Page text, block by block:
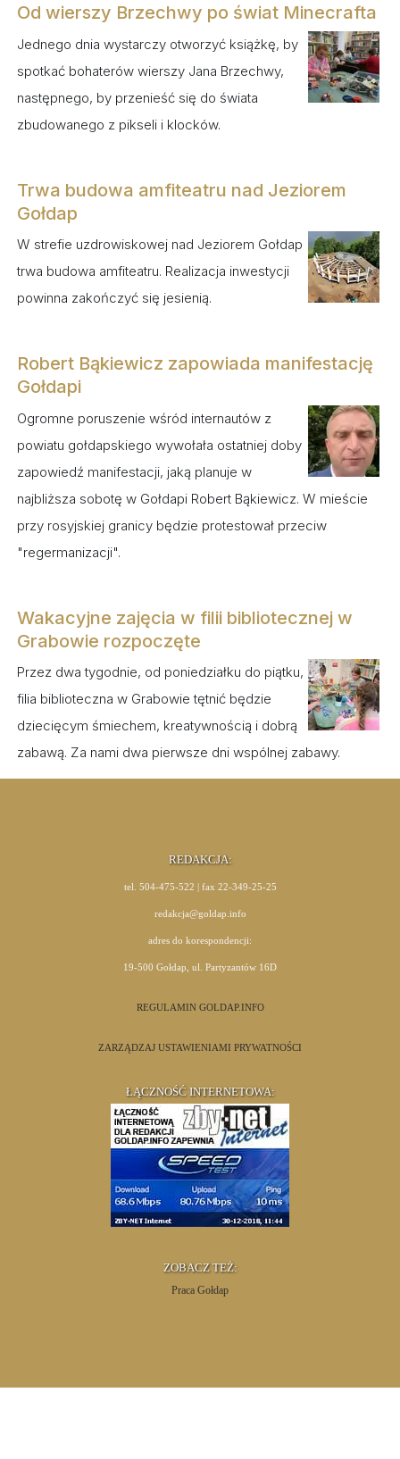
Od wierszy Brzechwy po świat Minecrafta
Jednego dnia wystarczy otworzyć książkę, by
spotkać bohaterów wierszy Jana Brzechwy,
następnego, by przenieść się do świata
zbudowanego z pikseli i klocków.
Trwa budowa amfiteatru nad Jeziorem
Gołdap
W strefie uzdrowiskowej nad Jeziorem Gołdap
trwa budowa amfiteatru. Realizacja inwestycji
powinna zakończyć się jesienią.
Robert Bąkiewicz zapowiada manifestację
Gołdapi
Ogromne poruszenie wśród internautów z
powiatu gołdapskiego wywołała ostatniej doby
zapowiedź manifestacji, jaką planuje w
najbliższa sobotę w Gołdapi Robert Bąkiewicz. W mieście
przy rosyjskiej granicy będzie protestował przeciw
"regermanizacji".
Wakacyjne zajęcia w filii bibliotecznej w
Grabowie rozpoczęte
Przez dwa tygodnie, od poniedziałku do piątku,
filia biblioteczna w Grabowie tętnić będzie
dziecięcym śmiechem, kreatywnością i dobrą
zabawą. Za nami dwa pierwsze dni wspólnej zabawy.
REDAKCJA:
tel. 504-475-522 | fax 22-349-25-25
redakcja@goldap.info
adres do korespondencji:
19-500 Gołdap, ul. Partyzantów 16D
REGULAMIN GOLDAP.INFO
ZARZĄDZAJ USTAWIENIAMI PRYWATNOŚCI
ŁĄCZNOŚĆ INTERNETOWA:
ZOBACZ TEŻ:
Praca Gołdap